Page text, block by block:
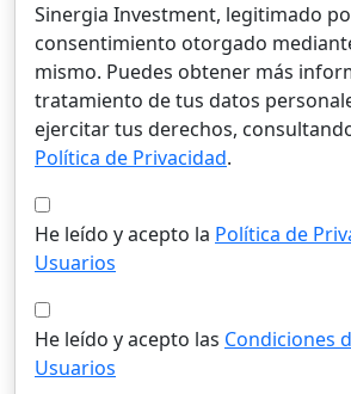
Sinergia Investment, legitimado
consentimiento otorgado
mismo. Puedes obtener más
tratamiento de tus datos
ejercitar tus derechos,
Política de Privacidad.
He leído y acepto la Política de
Usuarios
He leído y acepto las Condiciones
Usuarios